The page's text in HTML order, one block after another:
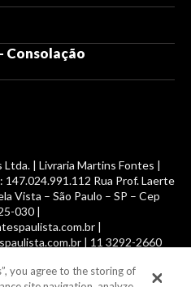
Consolação
| Livraria Martins Fontes |
Rua Prof. Laerte
Vista – São Paulo – SP – Cep
030 |
|
| 11 3292-2660
livros nacionais e importados,
you agree to the storing of